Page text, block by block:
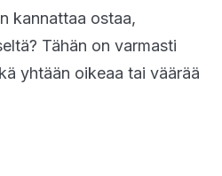
kannattaa ostaa,
Tähän on varmasti
yhtään oikeaa tai väärää